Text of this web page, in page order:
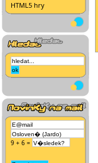
HTML5 hry
9 + 6 =